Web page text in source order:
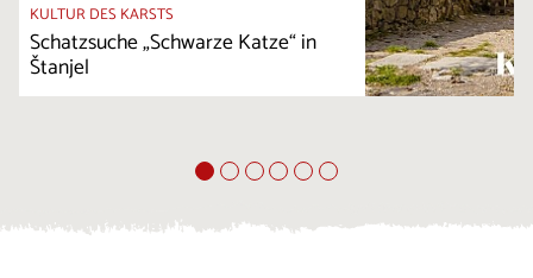
KULTUR DES KARSTS
Schatzsuche „Schwarze Katze“ in
Štanjel